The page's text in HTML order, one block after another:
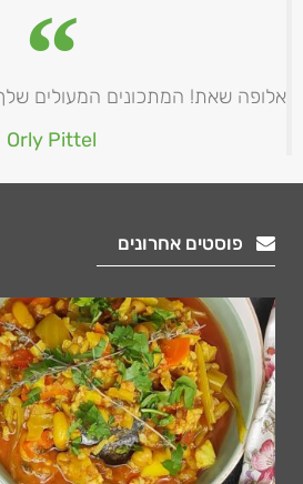
אלופה שאת! המתכונים המעולים
Orly Pittel
פוסטים אחרונים